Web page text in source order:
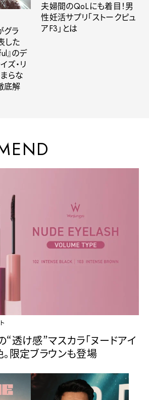
グラ
した
』のデ
ズ・リ
らな
底解
夫婦間のQoLにも着目！男
性妊活サプリ「ストークピュ
アF3」とは
“透け感”マスカラ「ヌードアイ
。限定ブラウンも登場